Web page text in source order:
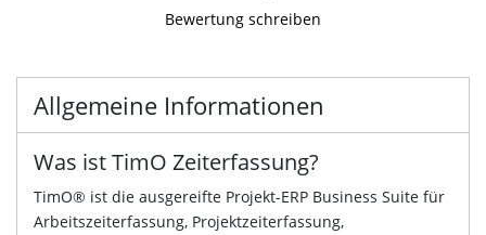
Bewertung schreiben
Allgemeine Informationen
Was ist TimO Zeiterfassung?
TimO® ist die ausgereifte Projekt-ERP Business Suite für
Arbeitszeiterfassung, Projektzeiterfassung,